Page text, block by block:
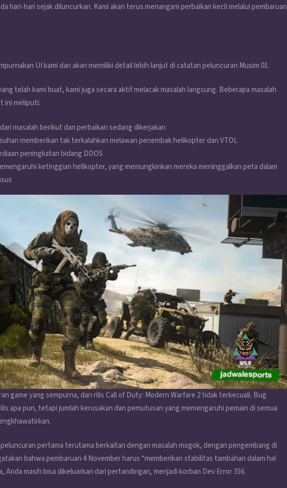
hari-hari sejak diluncurkan. Kami akan terus menangani perbaikan kecil melalui pembaruan
UI kami dan akan memiliki detail lebih lanjut di catatan peluncuran Musim 01.
telah kami buat, kami juga secara aktif melacak masalah langsung. Beberapa masalah
ini meliputi:
masalah berikut dan perbaikan sedang dikerjakan
memberikan tak terkalahkan melawan penembak helikopter dan VTOL
peningkatan bidang DDOS
ketinggian helikopter, yang memungkinkan mereka meninggalkan peta dalam
game yang sempurna, dan rilis Call of Duty: Modern Warfare 2 tidak terkecuali. Bug
apa pun, tetapi jumlah kerusakan dan pemutusan yang memengaruhi pemain di semua
pertama terutama berkaitan dengan masalah mogok, dengan pengembang di
bahwa pembaruan 4 November harus “memberikan stabilitas tambahan dalam hal
Anda masih bisa dikeluarkan dari pertandingan, menjadi korban Dev Error 356.